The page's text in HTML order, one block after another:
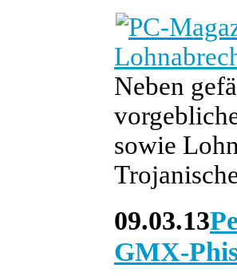
Neben
sowie
09.03.13
GMX-